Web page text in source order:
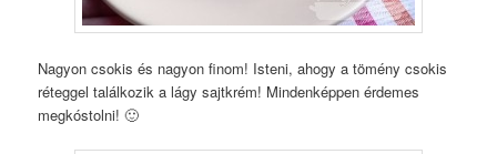
Nagyon csokis és nagyon finom! Isteni, ahogy a tömény csokis
réteggel találkozik a lágy sajtkrém! Mindenképpen érdemes
megkóstolni! 🙂